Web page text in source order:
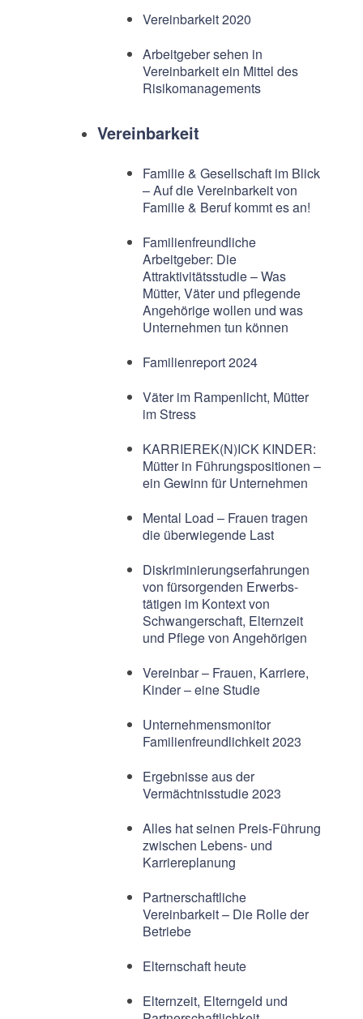
Vereinbarkeit 2020
Arbeitgeber sehen in
Vereinbarkeit ein Mittel des
Risikomanagements
Vereinbarkeit
Familie & Gesellschaft im Blick
– Auf die Vereinbarkeit von
Familie & Beruf kommt es an!
Familienfreundliche
Arbeitgeber: Die
Attraktivitätsstudie – Was
Mütter, Väter und pflegende
Angehörige wollen und was
Unternehmen tun können
Familienreport 2024
Väter im Rampenlicht, Mütter
im Stress
KARRIEREK(N)ICK KINDER:
Mütter in Führungspositionen –
ein Gewinn für Unternehmen
Mental Load – Frauen tragen
die überwiegende Last
Diskriminierungserfahrungen
von fürsorgenden Erwerbs-
tätigen im Kontext von
Schwangerschaft, Elternzeit
und Pflege von Angehörigen
Vereinbar – Frauen, Karriere,
Kinder – eine Studie
Unternehmensmonitor
Familienfreundlichkeit 2023
Ergebnisse aus der
Vermächtnisstudie 2023
Alles hat seinen Preis-Führung
zwischen Lebens- und
Karriereplanung
Partnerschaftliche
Vereinbarkeit – Die Rolle der
Betriebe
Elternschaft heute
Elternzeit, Elterngeld und